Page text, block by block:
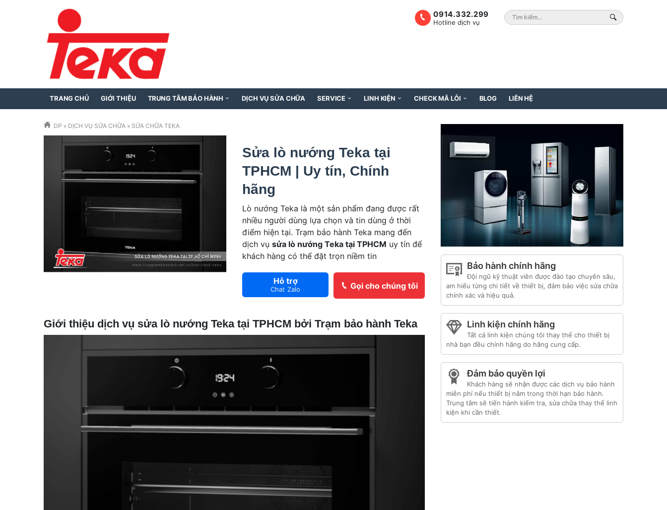
0914.332.299
Hotline dịch vụ
TRANG CHỦ GIỚI THIỆU TRUNG TÂM BẢO HÀNH DỊCH VỤ SỬA CHỮA SERVICE LINH KIỆN CHECK MÃ LỖI BLOG LIÊN HỆ
DP » DỊCH VỤ SỬA CHỮA » SỬA CHỮA TEKA
Sửa lò nướng Teka tại
TPHCM | Uy tín, Chính
hãng
Lò nướng Teka là một sản phẩm đang được rất
nhiều người dùng lựa chọn và tin dùng ở thời
điểm hiện tại. Trạm bảo hành Teka mang đến
dịch vụ sửa lò nướng Teka tại TPHCM uy tín để
khách hàng có thể đặt trọn niềm tin
Gọi cho chúng tôi
Hỗ trợ
Chat Zalo
Giới thiệu dịch vụ sửa lò nướng Teka tại TPHCM bởi Trạm bảo hành Teka
Bảo hành chính hãng
Đội ngũ kỹ thuật viên được đào tạo chuyên sâu,
am hiểu từng chi tiết về thiết bị, đảm bảo việc sửa chữa
chính xác và hiệu quả.
Linh kiện chính hãng
Tất cả linh kiện chúng tôi thay thế cho thiết bị
nhà bạn đều chính hãng do hãng cung cấp.
Đảm bảo quyền lợi
Khách hàng sẽ nhận được các dịch vụ bảo hành
miễn phí nếu thiết bị nằm trong thời hạn bảo hành.
Trung tâm sẽ tiến hành kiểm tra, sửa chữa thay thế linh
kiện khi cần thiết.